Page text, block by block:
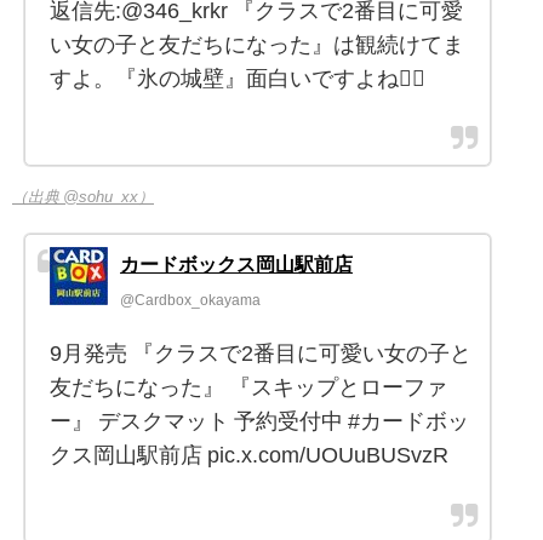
返信先:@346_krkr 『クラスで2番目に可愛
い女の子と友だちになった』は観続けてま
すよ。『氷の城壁』面白いですよね🙂‍↕️
（出典 @sohu_xx）
カードボックス岡山駅前店
@Cardbox_okayama
9月発売 『クラスで2番目に可愛い女の子と
友だちになった』 『スキップとローファ
ー』 デスクマット 予約受付中 #カードボッ
クス岡山駅前店 pic.x.com/UOUuBUSvzR